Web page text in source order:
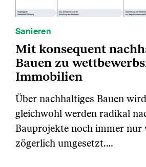
Sanieren
Mit konsequent
Bauen zu
Immobilien
Über nachhaltiges Bauen
gleichwohl werden radikal
Bauprojekte noch immer nur
zögerlich umgesetzt.…